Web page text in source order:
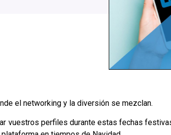
el networking y la diversión se mezclan.
vuestros perfiles durante estas fechas